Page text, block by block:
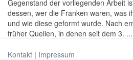
Gegenstand der vorliegenden Arbeit
dessen, wer die Franken waren, was
und wie diese geformt wurde. Nach
früher Quellen, in denen seit dem 3. ...
Kontakt | Impressum